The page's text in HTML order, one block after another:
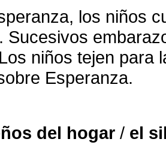
los niños
Sucesivos
niños tejen para
Esperanza.
del hogar / el